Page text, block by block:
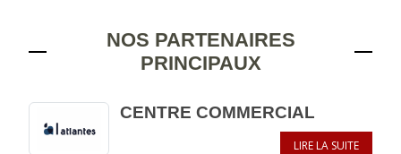
NOS PARTENAIRES
PRINCIPAUX
CENTRE COMMERCIAL
LIRE LA SUITE